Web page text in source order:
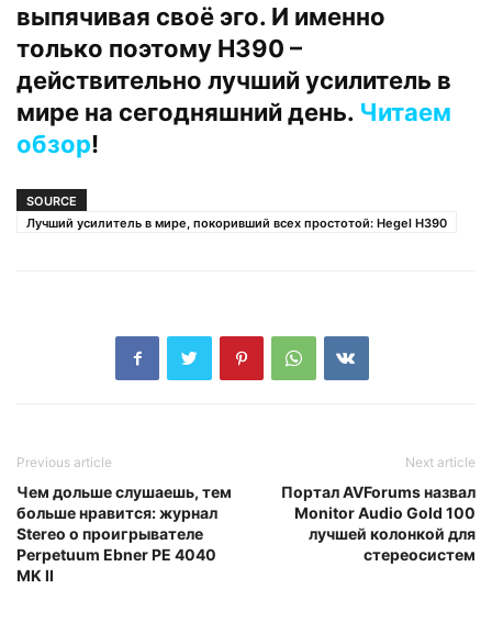
выпячивая своё эго. И именно
только поэтому H390 –
действительно лучший усилитель в
мире на сегодняшний день. Читаем
обзор!
SOURCE
Лучший усилитель в мире, покоривший всех простотой: Hegel H390
Previous article
Чем дольше слушаешь, тем
больше нравится: журнал
Stereo о проигрывателе
Perpetuum Ebner PE 4040
MK II
Next article
Портал AVForums назвал
Monitor Audio Gold 100
лучшей колонкой для
стереосистем